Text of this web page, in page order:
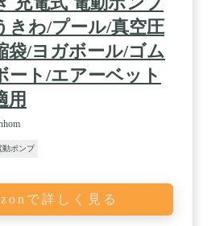
の共通バッテリー。バッテリーを
工具も使用できます。
きわ/プール/真空圧
袋/ヨガボール/ゴム
ート/エアーベット
用
動ポンプ
で詳しく見る